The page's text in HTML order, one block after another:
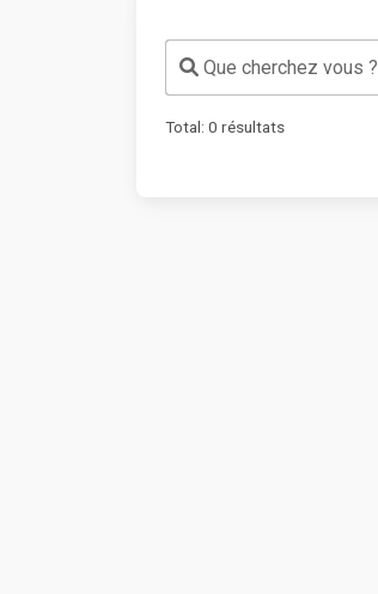
Que cherchez vous ?
Total: 0 résultats